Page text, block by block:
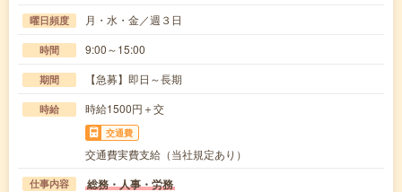
曜日頻度 月・水・金／週３日
時間 9:00～15:00
期間 【急募】即日～長期
時給 時給1500円＋交
交通費
交通費実費支給（当社規定あり）
仕事内容 総務・人事・労務